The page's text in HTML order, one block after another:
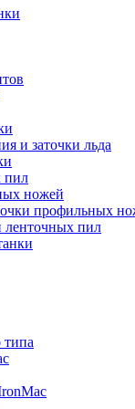
и заточки льда
пил
ножей
профильных
ленточных пил